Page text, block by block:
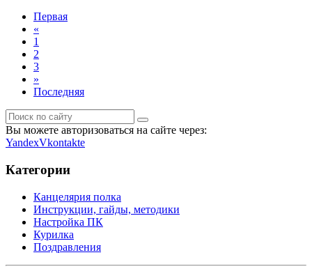
Первая
«
1
2
3
»
Последняя
Вы можете авторизоваться на сайте через:
YandexVkontakte
Категории
Канцелярия полка
Инструкции, гайды, методики
Настройка ПК
Курилка
Поздравления